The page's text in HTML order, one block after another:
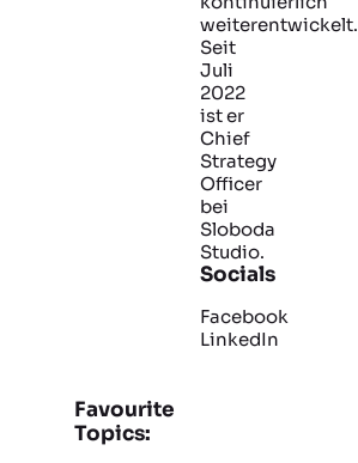
weiterentwickelt.
Seit
Juli
2022
ist er
Chief
Strategy
Officer
bei
Sloboda
Studio.
Socials
Facebook
LinkedIn
Favourite
Topics: